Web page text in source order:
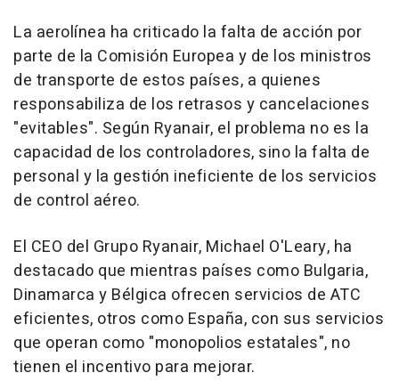
La aerolínea ha criticado la falta de acción por
parte de la Comisión Europea y de los ministros
de transporte de estos países, a quienes
responsabiliza de los retrasos y cancelaciones
"evitables". Según Ryanair, el problema no es la
capacidad de los controladores, sino la falta de
personal y la gestión ineficiente de los servicios
de control aéreo.
El CEO del Grupo Ryanair, Michael O'Leary, ha
destacado que mientras países como Bulgaria,
Dinamarca y Bélgica ofrecen servicios de ATC
eficientes, otros como España, con sus servicios
que operan como "monopolios estatales", no
tienen el incentivo para mejorar.